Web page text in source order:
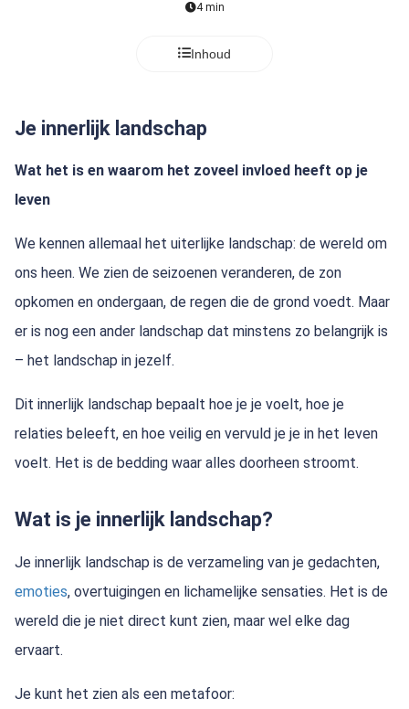
4 min
Inhoud
Je innerlijk landschap
Wat het is en waarom het zoveel invloed heeft op je
leven
We kennen allemaal het uiterlijke landschap: de wereld om
ons heen. We zien de seizoenen veranderen, de zon
opkomen en ondergaan, de regen die de grond voedt. Maar
er is nog een ander landschap dat minstens zo belangrijk is
– het landschap in jezelf.
Dit innerlijk landschap bepaalt hoe je je voelt, hoe je
relaties beleeft, en hoe veilig en vervuld je je in het leven
voelt. Het is de bedding waar alles doorheen stroomt.
Wat is je innerlijk landschap?
Je innerlijk landschap is de verzameling van je gedachten,
emoties, overtuigingen en lichamelijke sensaties. Het is de
wereld die je niet direct kunt zien, maar wel elke dag
ervaart.
Je kunt het zien als een metafoor: